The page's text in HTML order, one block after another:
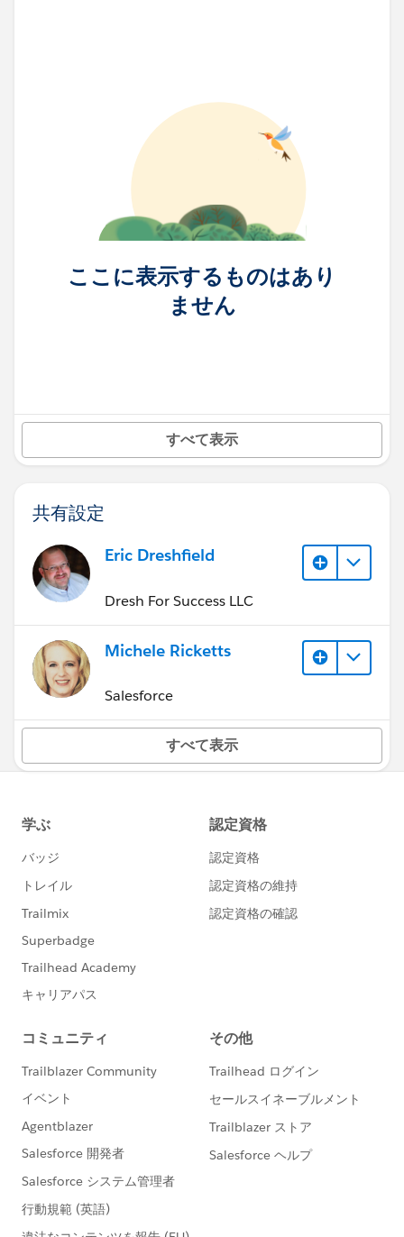
ここに表示するものはあり
ません
すべて表示
共有設定
Eric Dreshfield
Dresh For Success LLC
Michele Ricketts
Salesforce
すべて表示